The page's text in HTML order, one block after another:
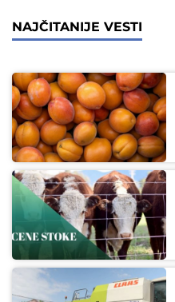
NAJČITANIJE VESTI